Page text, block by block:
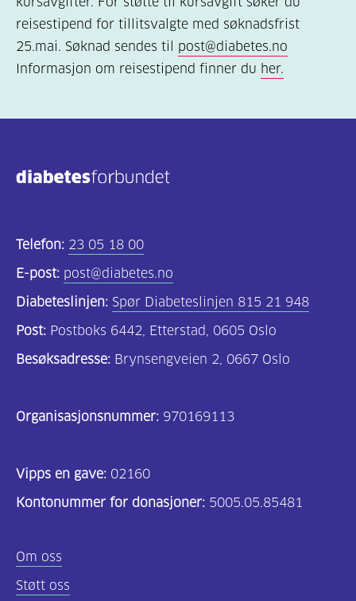
reisestipend for tillitsvalgte med søknadsfrist
25.mai. Søknad sendes til post@diabetes.no
Informasjon om reisestipend finner du her.
Telefon: 23 05 18 00
E-post: post@diabetes.no
Diabeteslinjen: Spør Diabeteslinjen 815 21 948
Post: Postboks 6442, Etterstad, 0605 Oslo
Besøksadresse: Brynsengveien 2, 0667 Oslo
Organisasjonsnummer: 970169113
Vipps en gave: 02160
Kontonummer for donasjoner: 5005.05.85481
Om oss
Støtt oss